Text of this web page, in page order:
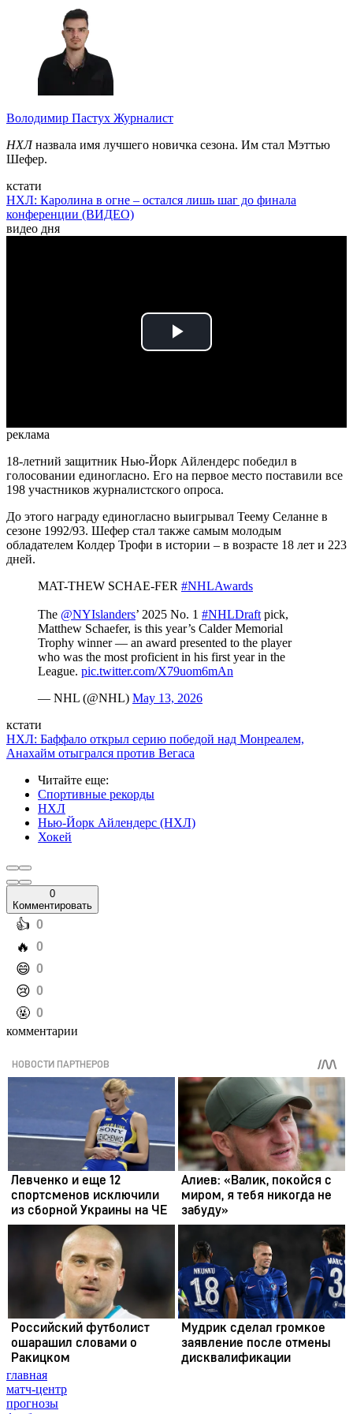
Володимир Пастух Журналист
НХЛназвала имя лучшего новичка сезона. Им стал Мэттью
Шефер.
кстати
НХЛ: Каролина в огне – остался лишь шаг до финала
конференции (ВИДЕО)
видео дня
Play
реклама
18-летний защитник Нью-Йорк Айлендерс победил в
голосовании единогласно. Его на первое место поставили все
198 участников журналистского опроса.
До этого награду единогласно выигрывал Теему Селанне в
сезоне 1992/93. Шефер стал также самым молодым
обладателем Колдер Трофи в истории – в возрасте 18 лет и 223
дней.
MAT-THEW SCHAE-FER #NHLAwards
The @NYIslanders’ 2025 No. 1 #NHLDraftpick,
Matthew Schaefer, is this year’s Calder Memorial
Trophy winner — an award presented to the player
who was the most proficient in his first year in the
League. pic.twitter.com/X79uom6mAn
— NHL (@NHL) May 13, 2026
кстати
НХЛ: Баффало открыл серию победой над Монреалем,
Анахайм отыгрался против Вегаса
Читайте еще:
Спортивные рекорды
НХЛ
Нью-Йорк Айлендерс (НХЛ)
Хокей
0
Комментировать
️👍 0
️🔥 0
️😄 0
️😢 0
️🤬 0
комментарии
главная
матч-центр
прогнозы